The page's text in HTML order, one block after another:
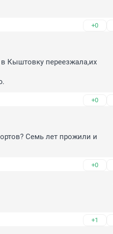
+0
Кыштовку переезжала,их
+0
Семь лет прожили и
+0
+1